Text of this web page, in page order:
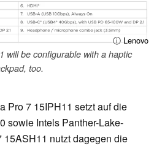
ⓘ Lenovo
will be configurable with a haptic
too.
Pro 7 15IPH11 setzt auf die
sowie Intels Panther-Lake-
15ASH11 nutzt dagegen die